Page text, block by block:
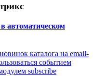
автоматическом
каталога на email-
событием
subscribe